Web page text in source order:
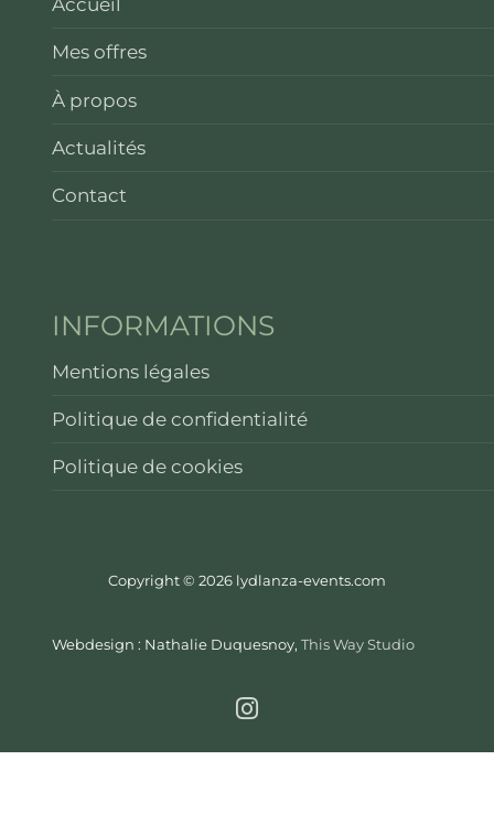
Mes offres
À propos
Actualités
Contact
INFORMATIONS
Mentions légales
Politique de confidentialité
Politique de cookies
Copyright © 2026 lydlanza-events.com
Webdesign : Nathalie Duquesnoy, This Way Studio